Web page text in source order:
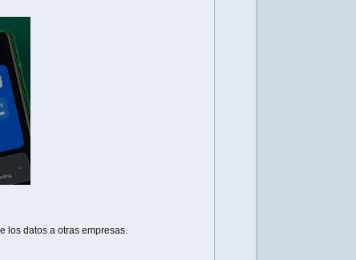
los datos a otras empresas.